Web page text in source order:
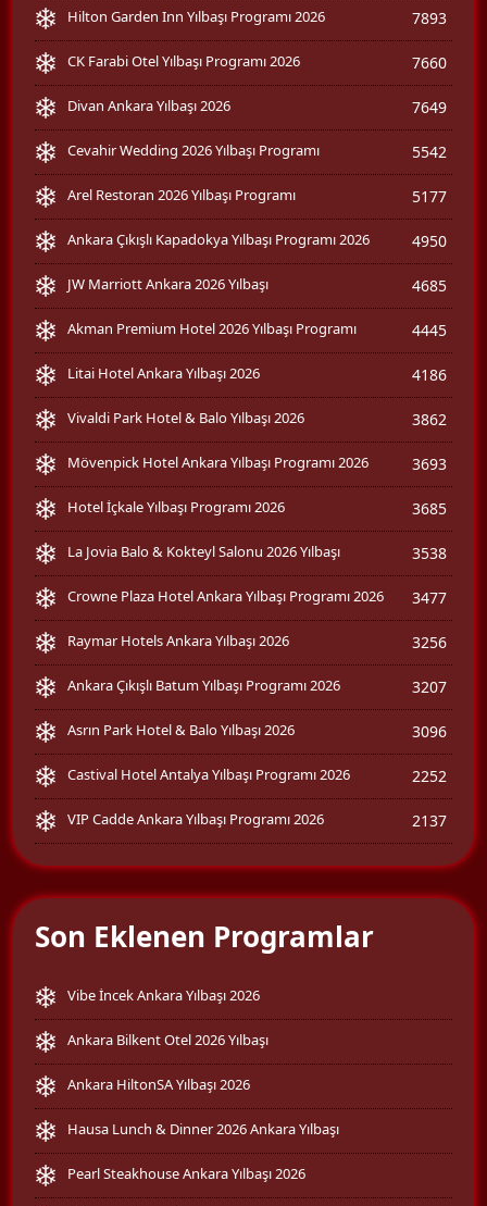
Hilton Garden Inn Yılbaşı Programı 2026 7893
CK Farabi Otel Yılbaşı Programı 2026 7660
Divan Ankara Yılbaşı 2026 7649
Cevahir Wedding 2026 Yılbaşı Programı 5542
Arel Restoran 2026 Yılbaşı Programı 5177
Ankara Çıkışlı Kapadokya Yılbaşı Programı 2026 4950
JW Marriott Ankara 2026 Yılbaşı 4685
Akman Premium Hotel 2026 Yılbaşı Programı 4445
Litai Hotel Ankara Yılbaşı 2026 4186
Vivaldi Park Hotel & Balo Yılbaşı 2026 3862
Mövenpick Hotel Ankara Yılbaşı Programı 2026 3693
Hotel İçkale Yılbaşı Programı 2026 3685
La Jovia Balo & Kokteyl Salonu 2026 Yılbaşı 3538
Crowne Plaza Hotel Ankara Yılbaşı Programı 2026 3477
Raymar Hotels Ankara Yılbaşı 2026 3256
Ankara Çıkışlı Batum Yılbaşı Programı 2026 3207
Asrın Park Hotel & Balo Yılbaşı 2026 3096
Castival Hotel Antalya Yılbaşı Programı 2026 2252
VIP Cadde Ankara Yılbaşı Programı 2026 2137
Son Eklenen Programlar
Vibe İncek Ankara Yılbaşı 2026
Ankara Bilkent Otel 2026 Yılbaşı
Ankara HiltonSA Yılbaşı 2026
Hausa Lunch & Dinner 2026 Ankara Yılbaşı
Pearl Steakhouse Ankara Yılbaşı 2026